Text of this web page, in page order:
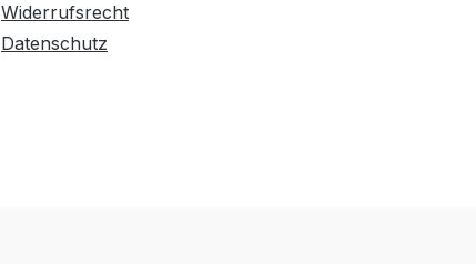
Widerrufsrecht
Datenschutz